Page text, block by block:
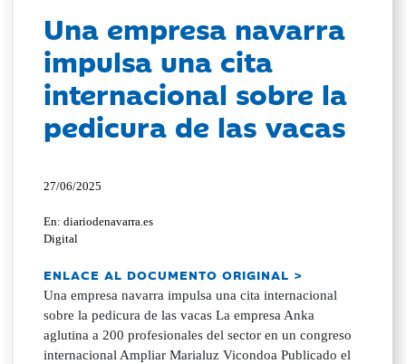
Una empresa navarra
impulsa una cita
internacional sobre la
pedicura de las vacas
27/06/2025
En: diariodenavarra.es
Digital
ENLACE AL DOCUMENTO ORIGINAL >
Una empresa navarra impulsa una cita internacional
sobre la pedicura de las vacas La empresa Anka
aglutina a 200 profesionales del sector en un congreso
internacional Ampliar Marialuz Vicondoa Publicado el